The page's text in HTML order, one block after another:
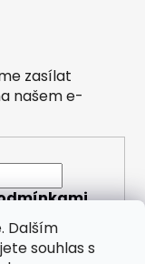
Dalším
souhlas s
zasílat
našem e-